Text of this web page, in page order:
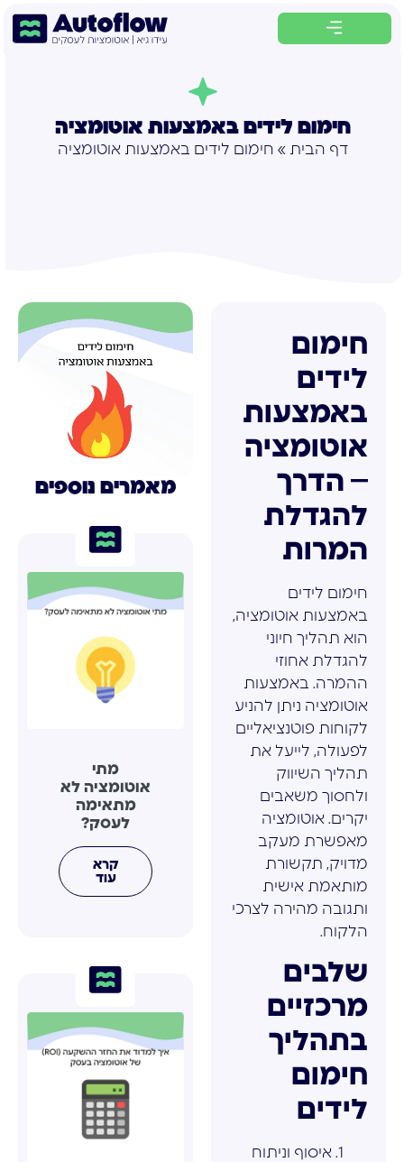
לתוכן
חימום לידים באמצעות אוטומציה
דף הבית » חימום לידים באמצעות אוטומציה
חימום
לידים
באמצעות
אוטומציה
– הדרך
להגדלת
המרות
חימום לידים
באמצעות אוטומציה,
הוא תהליך חיוני
להגדלת אחוזי
ההמרה. באמצעות
אוטומציה ניתן להניע
לקוחות פוטנציאליים
לפעולה, לייעל את
תהליך השיווק
ולחסוך משאבים
יקרים. אוטומציה
מאפשרת מעקב
מדויק, תקשורת
מותאמת אישית
ותגובה מהירה לצרכי
הלקוח.
שלבים
מרכזיים
בתהליך
חימום
לידים
איסוף וניתוח
מאמרים נוספים
מתי
אוטומציה לא
מתאימה
לעסק?
קרא
עוד